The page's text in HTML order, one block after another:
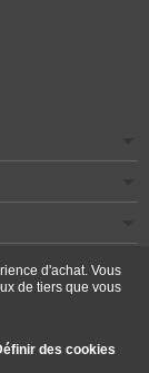
- Ecommerce
d'achat. Vous
de tiers que vous
des cookies